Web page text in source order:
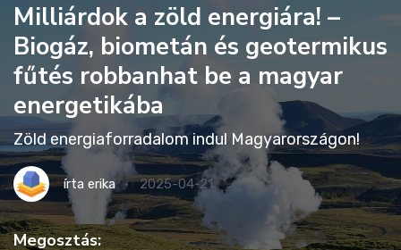
Milliárdok a zöld energiára! –
Biogáz, biometán és geotermikus
fűtés robbanhat be a magyar
energetikába
Zöld energiaforradalom indul Magyarországon!
írta erika 2025-04-21
Megosztás: